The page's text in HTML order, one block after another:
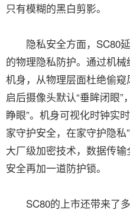
只有模糊的黑白剪影。
隐私安全方面，SC80延
的物理隐私防护。通过机
机身，从物理层面杜绝偷
启后摄像头默认“垂眸闭眼
睁眼”。机身可视化时钟实
家守护安全，在家守护隐
大厂级加密技术，数据传
安全再加一道防护锁。
SC80的上市还带来了多